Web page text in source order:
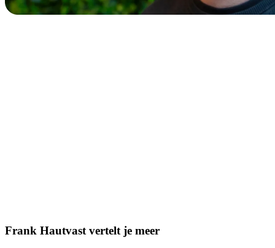
Frank Hautvast vertelt je meer